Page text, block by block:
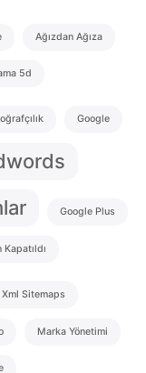
Ağızdan Ağıza
5d
Google
Google Plus
Sitemaps
Marka Yönetimi